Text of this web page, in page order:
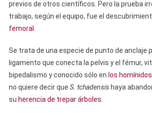
previos de otros científicos. Pero la prueba
trabajo, según el equipo, fue el
femoral
Se trata de una especie de punto de anclaje
ligamento que conecta la pelvis y el fémur,
bipedalismo y conocido sólo en los homínidos
no quiere decir que S. tchadensishaya
su herencia de trepar árboles